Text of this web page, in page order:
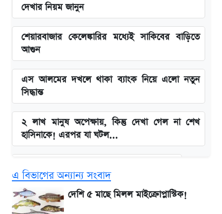
দেখার নিয়ম জানুন
শেয়ারবাজার কেলেঙ্কারির মধ্যেই সাকিবের বাড়িতে
আগুন
এস আলমের দখলে থাকা ব্যাংক নিয়ে এলো নতুন
সিদ্ধান্ত
২ লাখ মানুষ অপেক্ষায়, কিন্তু দেখা গেল না শেখ
হাসিনাকে! এরপর যা ঘটল...
সাকিবের বাড়িতে হামলা নিয়ে মুখ খুললেন দিলীপ
ঘোষ
এ বিভাগের অন্যান্য সংবাদ
দেশি ৫ মাছে মিলল মাইক্রোপ্লাস্টিক!